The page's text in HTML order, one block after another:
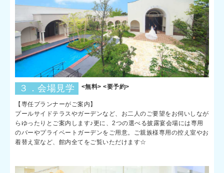
３．会場見学 <無料> <要予約>
【専任プランナーがご案内】
プールサイドテラスやガーデンなど、お二人のご要望をお伺いしなが
らゆったりとご案内します♪更に、2つの選べる披露宴会場には専用
のバーやプライベートガーデンをご用意。ご親族様専用の控え室やお
着替え室など、館内全てをご覧いただけます☆